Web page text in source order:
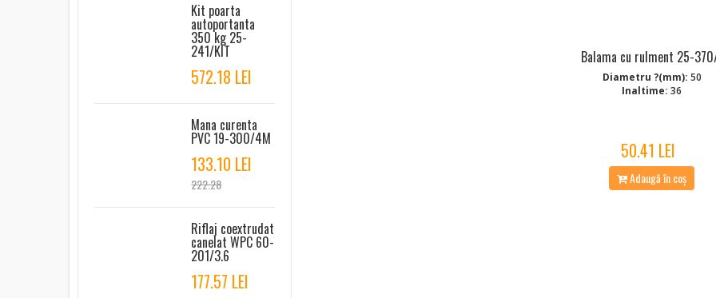
Balama cu rulment 25-
Diametru ?(mm): 50
Inaltime: 36
50.41 LEI
Adaugă în coș
Kit poarta
autoportanta
350 kg 25-
241/KIT
572.18 LEI
Mana curenta
PVC 19-300/4M
133.10 LEI
222.28
Riflaj coextrudat
canelat WPC 60-
201/3.6
177.57 LEI